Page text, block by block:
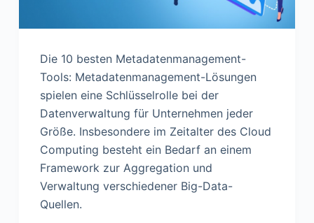
Die 10 besten Metadatenmanagement-
Tools: Metadatenmanagement-Lösungen
spielen eine Schlüsselrolle bei der
Datenverwaltung für Unternehmen jeder
Größe. Insbesondere im Zeitalter des Cloud
Computing besteht ein Bedarf an einem
Framework zur Aggregation und
Verwaltung verschiedener Big-Data-
Quellen.